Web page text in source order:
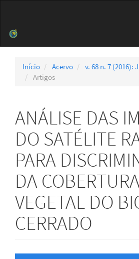
Barra
Início Acervo
v. 68 n. 7 (2016):
Artigos
ANÁLISE DAS
DO SATÉLITE
PARA
DA COBERTURA
VEGETAL DO
CERRADO